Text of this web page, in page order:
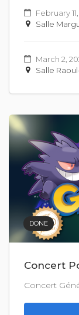
February
Salle
March 2,
Salle
DONE
Concert
Concert